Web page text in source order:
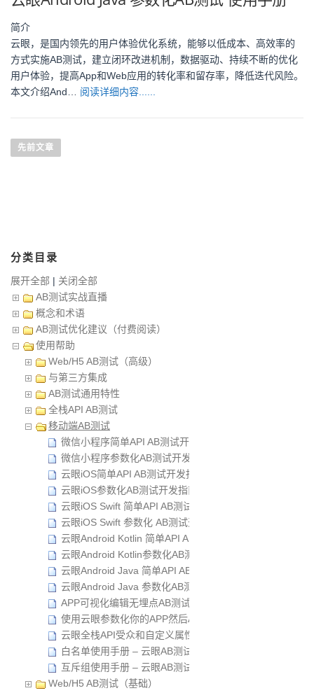
简介
云眼，是国内领先的用户体验优化系统，能够以低成本、高效率的
方式实施AB测试，建立闭环改进机制，数据驱动、持续不断的优化
用户体验，提高App和Web应用的转化率和留存率，降低迭代风险。
本文介绍And… 阅读详细内容......
先前文章
分类目录
展开全部 | 关闭全部
AB测试实战直播
概念和术语
AB测试优化建议（付费阅读）
使用帮助
Web/H5 AB测试（高级）
与第三方集成
AB测试通用特性
全栈API AB测试
移动端AB测试
微信小程序简单API AB测试开发指南
微信小程序参数化AB测试开发指南
云眼iOS简单API AB测试开发指南
云眼iOS参数化AB测试开发指南
云眼iOS Swift 简单API AB测试开发指南
云眼iOS Swift 参数化 AB测试开发指南
云眼Android Kotlin 简单API AB测试 使用手册
云眼Android Kotlin参数化AB测试 使用手册
云眼Android Java 简单API AB测试 使用手册
云眼Android Java 参数化AB测试 使用手册
APP可视化编辑无埋点AB测试指南
使用云眼参数化你的APP然后AB测试
云眼全栈API受众和自定义属性使用手册
白名单使用手册 – 云眼AB测试全栈API
互斥组使用手册 – 云眼AB测试全栈API
Web/H5 AB测试（基础）